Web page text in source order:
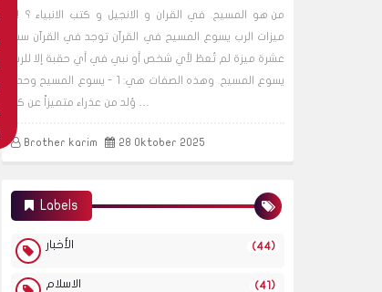
من هو المسيح. في القران و الانجيل و كتب الانبياء ؟ !
ميزات الرب يسوع المسيح في القرآن توجد في القرآن ست
عشرة ميزة لم تُعطَ لأي شخص أو نبي في أي حقبة إلا للرب
يسوع المسيح. وهذه الصفات هي: 1 - يسوع المسيح وحده
Brother karim 28 Oktober 2025
Labels
الأخبار (44)
الاسلام (41)